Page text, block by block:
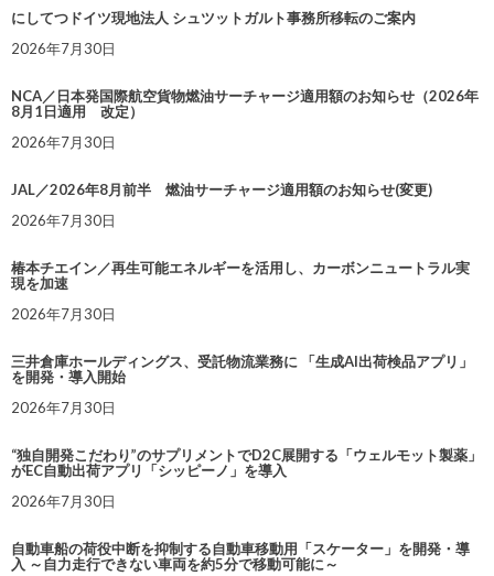
にしてつドイツ現地法人 シュツットガルト事務所移転のご案内
2026年7月30日
NCA／日本発国際航空貨物燃油サーチャージ適用額のお知らせ（2026年
8月1日適用 改定）
2026年7月30日
JAL／2026年8月前半 燃油サーチャージ適用額のお知らせ(変更)
2026年7月30日
椿本チエイン／再生可能エネルギーを活用し、カーボンニュートラル実
現を加速
2026年7月30日
三井倉庫ホールディングス、受託物流業務に 「生成AI出荷検品アプリ」
を開発・導入開始
2026年7月30日
“独自開発こだわり”のサプリメントでD2C展開する「ウェルモット製薬」
がEC自動出荷アプリ「シッピーノ」を導入
2026年7月30日
自動車船の荷役中断を抑制する自動車移動用「スケーター」を開発・導
入 ～自力走行できない車両を約5分で移動可能に～